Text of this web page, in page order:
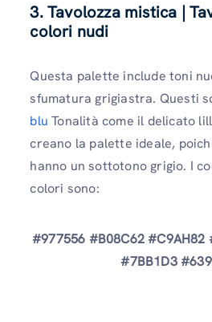
3. Tavolozza mistica |
colori nudi
Questa palette include toni
sfumatura grigiastra. Questi
blu Tonalità come il delicato
creano la palette ideale,
hanno un sottotono grigio. I
colori sono:
#977556 #B08C62 #C9AH82
#7BB1D3